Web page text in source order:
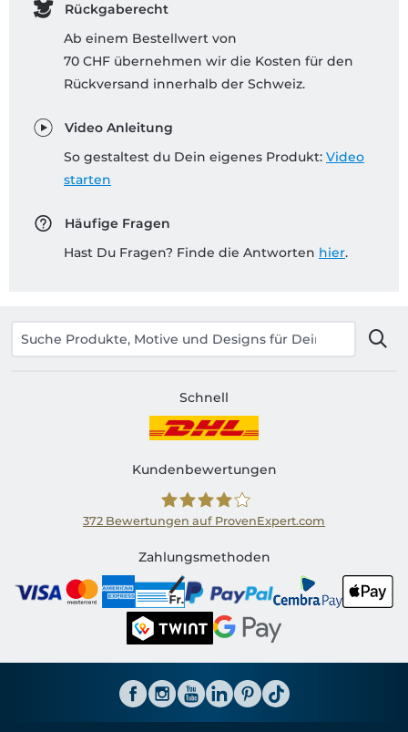
Rückgaberecht
Ab einem Bestellwert von
70 CHF übernehmen wir die Kosten für den
Rückversand innerhalb der Schweiz.
Video Anleitung
So gestaltest du Dein eigenes Produkt: Video
starten
Häufige Fragen
Hast Du Fragen? Finde die Antworten hier.
Schnell
Kundenbewertungen
Shirtinator CH
372 Bewertungen auf ProvenExpert.com
Zahlungsmethoden